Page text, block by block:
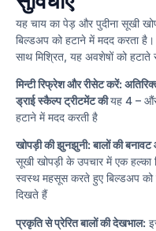
यह चाय का पेड़ और पुदीना सूखी
बिल्डअप को हटाने में मदद करता
साथ मिश्रित, यह अवशेषों को
मिन्टी रिफ्रेश और रीसेट करें:
ड्राई स्कैल्प ट्रीटमेंट कीयह 4 –
हटाने में मदद करती है
खोपड़ी की झुनझुनी: बालों की
सूखी खोपड़ी के उपचार में एक हल्का
स्वस्थ महसूस करते हुए बिल्डअप को
दिखते हैं
प्रकृति से प्रेरित बालों की देखभाल: